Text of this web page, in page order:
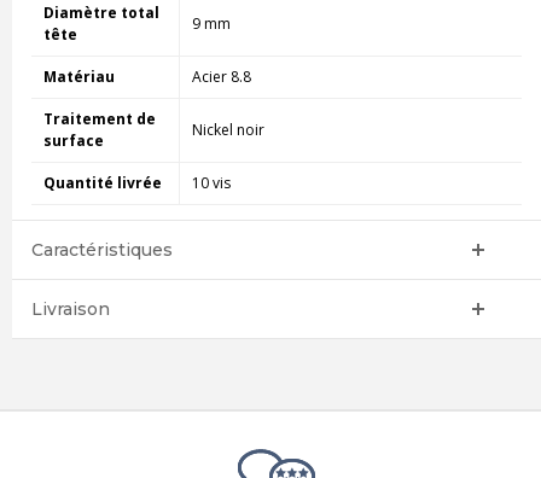
Diamètre total
tête
9 mm
Matériau Acier 8.8
Traitement de
surface
Nickel noir
Quantité livrée 10 vis
Caractéristiques
Livraison